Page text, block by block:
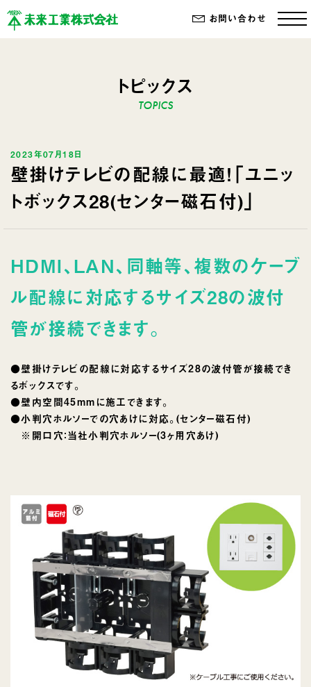
お問い合わせ
トピックス
2023年07月18日
壁掛けテレビの配線に最適！「ユニッ
トボックス28(センター磁石付)」
HDMI、LAN、同軸等、複数のケーブ
ル配線に対応するサイズ28の波付
管が接続できます。
●壁掛けテレビの配線に対応するサイズ28の波付管が接続でき
るボックスです。
●壁内空間45mmに施工できます。
●小判穴ホルソーでの穴あけに対応。(センター磁石付)
※開口穴：当社小判穴ホルソー(3ヶ用穴あけ)